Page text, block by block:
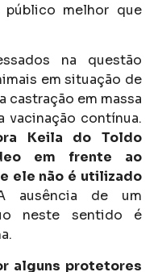
melhor que
na questão
em situação de
castração em massa
vacinação contínua.
Keila do Toldo
em frente ao
ele não é utilizado
ausência de um
neste sentido é
alguns protetores